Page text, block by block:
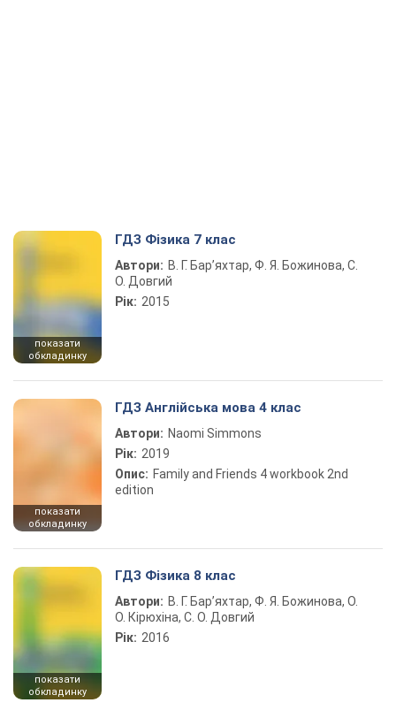
показати
обкладинку
ГДЗ Фізика 7 клас
Автори: В. Г. Бар’яхтар, Ф. Я. Божинова, С.
О. Довгий
Рік: 2015
показати
обкладинку
ГДЗ Англійська мова 4 клас
Автори: Naomi Simmons
Рік: 2019
Опис: Family and Friends 4 workbook 2nd
edition
показати
обкладинку
ГДЗ Фізика 8 клас
Автори: В. Г. Бар’яхтар, Ф. Я. Божинова, О.
О. Кірюхіна, С. О. Довгий
Рік: 2016